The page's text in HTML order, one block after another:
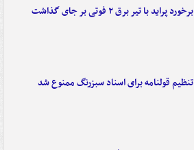
برخورد پراید با تیر برق ۲ فوتی بر جای گذاشت
تنظیم قولنامه برای اسناد سبزرنگ ممنوع شد